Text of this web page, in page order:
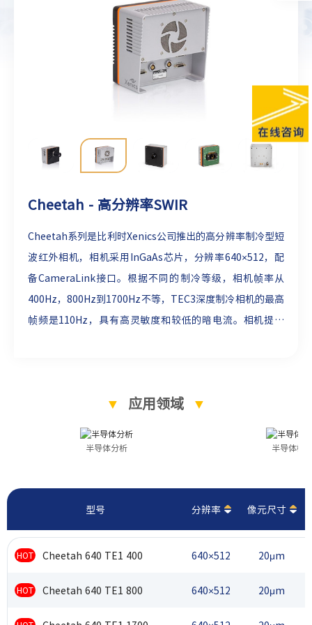
Cheetah - 高分辨率SWIR
Cheetah系列是比利时Xenics公司推出的高分辨率制冷型短
波红外相机，相机采用InGaAs芯片，分辨率640×512，配
备CameraLink接口。根据不同的制冷等级，相机帧率从
400Hz，800Hz到1700Hz不等，TEC3深度制冷相机的最高
帧频是110Hz，具有高灵敏度和较低的暗电流。相机提供
▼ 应用领域 ▼
半导体分析 半导体检
型号 分辨率 像元尺寸
HOT Cheetah 640 TE1 400 640×512 20μm
HOT Cheetah 640 TE1 800 640×512 20μm